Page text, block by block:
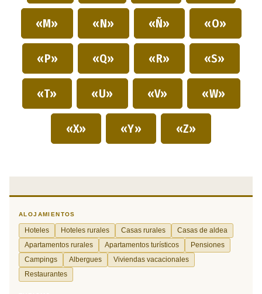
«M» «N» «Ñ» «O»
«P» «Q» «R» «S»
«T» «U» «V» «W»
«X» «Y» «Z»